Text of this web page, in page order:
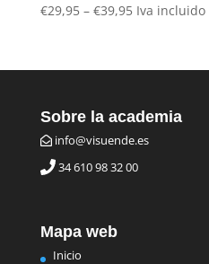
Valorado
con
€29,95– €39,95 Iva incluido
Sobre la academia
info@visuende.es
34 610 98 32 00
Mapa web
Inicio